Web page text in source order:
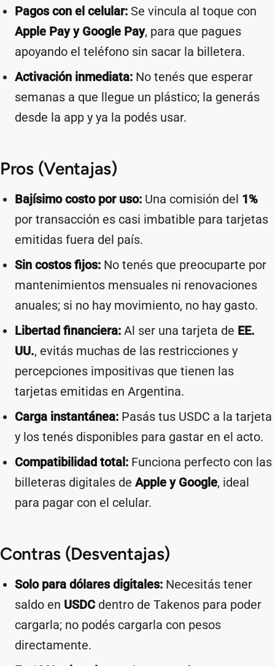
Pagos con el celular: Se vincula al toque con
Apple Pay y Google Pay, para que pagues
apoyando el teléfono sin sacar la billetera.
Activación inmediata: No tenés que esperar
semanas a que llegue un plástico; la generás
desde la app y ya la podés usar.
Pros (Ventajas)
Bajísimo costo por uso: Una comisión del 1%
por transacción es casi imbatible para tarjetas
emitidas fuera del país.
Sin costos fijos: No tenés que preocuparte por
mantenimientos mensuales ni renovaciones
anuales; si no hay movimiento, no hay gasto.
Libertad financiera: Al ser una tarjeta de EE.
UU., evitás muchas de las restricciones y
percepciones impositivas que tienen las
tarjetas emitidas en Argentina.
Carga instantánea: Pasás tus USDC a la tarjeta
y los tenés disponibles para gastar en el acto.
Compatibilidad total: Funciona perfecto con las
billeteras digitales de Apple y Google, ideal
para pagar con el celular.
Contras (Desventajas)
Solo para dólares digitales: Necesitás tener
saldo en USDC dentro de Takenos para poder
cargarla; no podés cargarla con pesos
directamente.